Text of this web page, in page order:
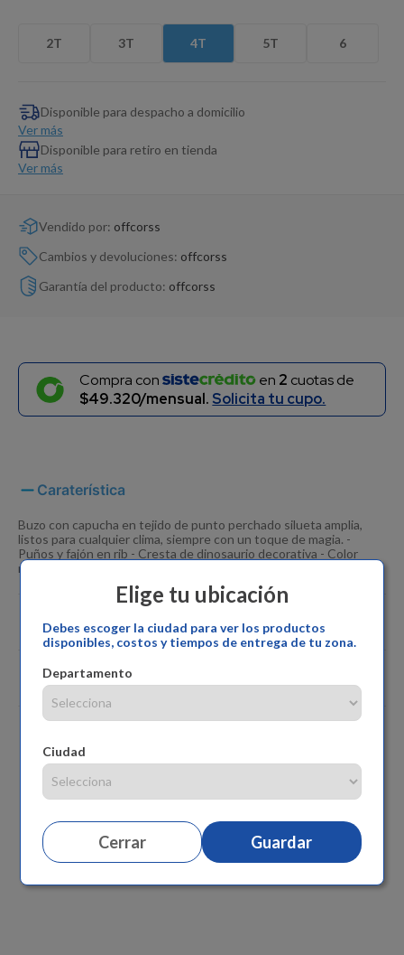
Elige tu ubicación
Debes escoger la ciudad para ver los productos
disponibles, costos y tiempos de entrega de tu zona.
Departamento
Ciudad
Cerrar Guardar
2T 3T 4T 5T 6
Disponible para despacho a domicilio
Ver más
Disponible para retiro en tienda
Ver más
Vendido por: offcorss
Cambios y devoluciones: offcorss
Garantía del producto: offcorss
Compra con en 2 cuotas de
$49.320/mensual. Solicita tu cupo.
Caraterística
Buzo con capucha en tejido de punto perchado silueta amplia,
listos para cualquier clima, siempre con un toque de magia. -
Puños y fajón en rib - Cresta de dinosaurio decorativa - Color
morado Composición: 100% algodón ¡Compra ya!
Especificaciones
Comentarios